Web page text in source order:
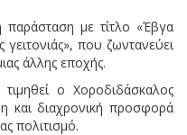
παράσταση με τίτλο «Έβγα
που ζωντανεύει
άλλης εποχής.
ο Χοροδιδάσκαλος
και διαχρονική προσφορά
πολιτισμό.